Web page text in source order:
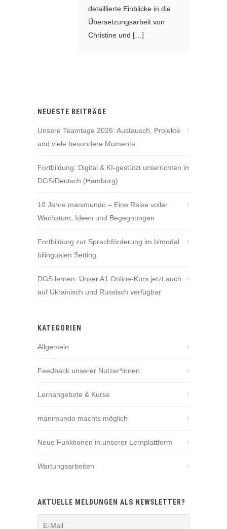
detaillierte Einblicke in die
Übersetzungsarbeit von
Christine und […]
NEUESTE BEITRÄGE
Unsere Teamtage 2026: Austausch, Projekte
und viele besondere Momente
Fortbildung: Digital & KI-gestützt unterrichten in
DGS/Deutsch (Hamburg)
10 Jahre manimundo – Eine Reise voller
Wachstum, Ideen und Begegnungen
Fortbildung zur Sprachförderung im bimodal
bilingualen Setting
DGS lernen: Unser A1 Online-Kurs jetzt auch
auf Ukrainisch und Russisch verfügbar
KATEGORIEN
Allgemein
Feedback unserer Nutzer*innen
Lernangebote & Kurse
manimundo machts möglich
Neue Funktionen in unserer Lernplattform
Wartungsarbeiten
AKTUELLE MELDUNGEN ALS NEWSLETTER?